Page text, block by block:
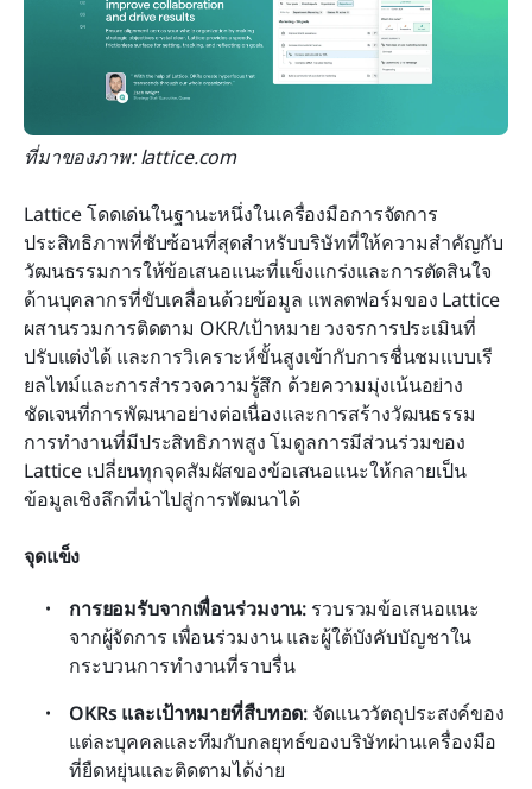
ที่มาของภาพ: lattice.com
Lattice โดดเด่นในฐานะหนึ่งในเครื่องมือการจัดการ
ประสิทธิภาพที่ซับซ้อนที่สุดสำหรับบริษัทที่ให้ความสำคัญกับ
วัฒนธรรมการให้ข้อเสนอแนะที่แข็งแกร่งและการตัดสินใจ
ด้านบุคลากรที่ขับเคลื่อนด้วยข้อมูล แพลตฟอร์มของ Lattice
ผสานรวมการติดตาม OKR/เป้าหมาย วงจรการประเมินที่
ปรับแต่งได้ และการวิเคราะห์ขั้นสูงเข้ากับการชื่นชมแบบเรี
ยลไทม์และการสำรวจความรู้สึก ด้วยความมุ่งเน้นอย่าง
ชัดเจนที่การพัฒนาอย่างต่อเนื่องและการสร้างวัฒนธรรม
การทำงานที่มีประสิทธิภาพสูง โมดูลการมีส่วนร่วมของ
Lattice เปลี่ยนทุกจุดสัมผัสของข้อเสนอแนะให้กลายเป็น
ข้อมูลเชิงลึกที่นำไปสู่การพัฒนาได้
จุดแข็ง
การยอมรับจากเพื่อนร่วมงาน: รวบรวมข้อเสนอแนะ
จากผู้จัดการ เพื่อนร่วมงาน และผู้ใต้บังคับบัญชาใน
กระบวนการทำงานที่ราบรื่น
OKRs และเป้าหมายที่สืบทอด: จัดแนววัตถุประสงค์ของ
แต่ละบุคคลและทีมกับกลยุทธ์ของบริษัทผ่านเครื่องมือ
ที่ยืดหยุ่นและติดตามได้ง่าย